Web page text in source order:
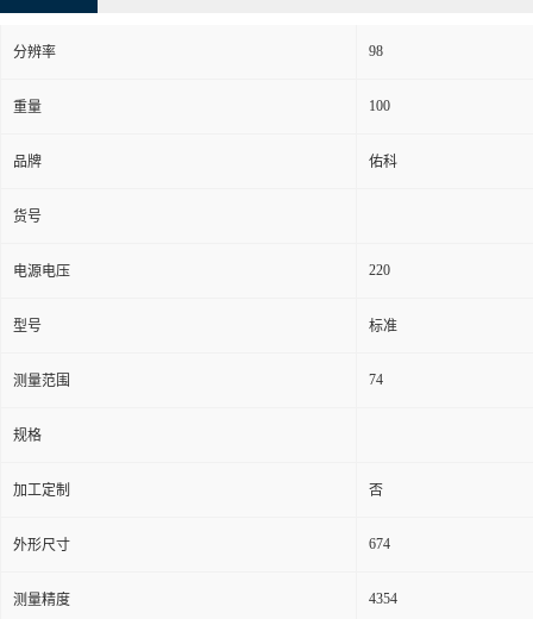
分辨率 98
重量 100
品牌 佑科
货号
电源电压 220
型号 标准
测量范围 74
规格
加工定制 否
外形尺寸 674
测量精度 4354